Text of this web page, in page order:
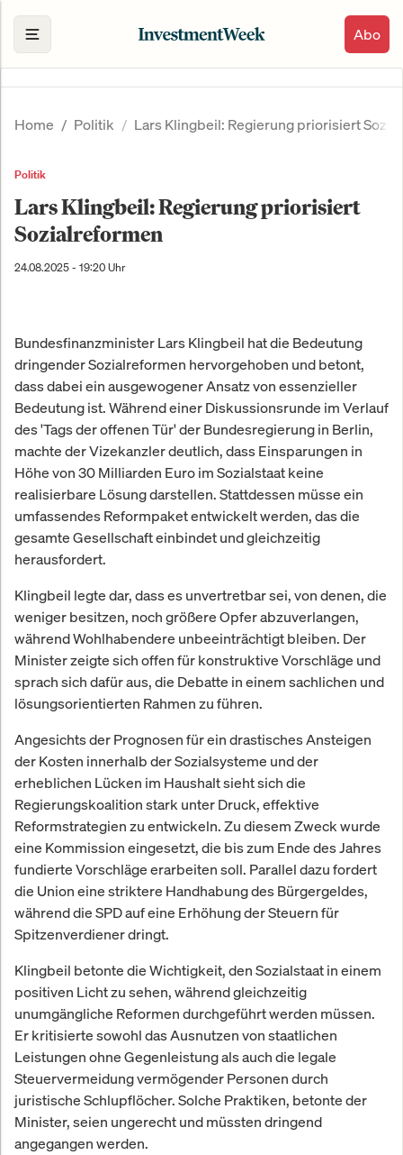
Abo
Home Politik Lars Klingbeil: Regierung priorisiert
Politik
Lars Klingbeil: Regierung priorisiert
Sozialreformen
24.08.2025 - 19:20 Uhr
Bundesfinanzminister Lars Klingbeil hat die Bedeutung
dringender Sozialreformen hervorgehoben und betont,
dass dabei ein ausgewogener Ansatz von essenzieller
Bedeutung ist. Während einer Diskussionsrunde im Verlauf
des 'Tags der offenen Tür' der Bundesregierung in Berlin,
machte der Vizekanzler deutlich, dass Einsparungen in
Höhe von 30 Milliarden Euro im Sozialstaat keine
realisierbare Lösung darstellen. Stattdessen müsse ein
umfassendes Reformpaket entwickelt werden, das die
gesamte Gesellschaft einbindet und gleichzeitig
herausfordert.
Klingbeil legte dar, dass es unvertretbar sei, von denen, die
weniger besitzen, noch größere Opfer abzuverlangen,
während Wohlhabendere unbeeinträchtigt bleiben. Der
Minister zeigte sich offen für konstruktive Vorschläge und
sprach sich dafür aus, die Debatte in einem sachlichen und
lösungsorientierten Rahmen zu führen.
Angesichts der Prognosen für ein drastisches Ansteigen
der Kosten innerhalb der Sozialsysteme und der
erheblichen Lücken im Haushalt sieht sich die
Regierungskoalition stark unter Druck, effektive
Reformstrategien zu entwickeln. Zu diesem Zweck wurde
eine Kommission eingesetzt, die bis zum Ende des Jahres
fundierte Vorschläge erarbeiten soll. Parallel dazu fordert
die Union eine striktere Handhabung des Bürgergeldes,
während die SPD auf eine Erhöhung der Steuern für
Spitzenverdiener dringt.
Klingbeil betonte die Wichtigkeit, den Sozialstaat in einem
positiven Licht zu sehen, während gleichzeitig
unumgängliche Reformen durchgeführt werden müssen.
Er kritisierte sowohl das Ausnutzen von staatlichen
Leistungen ohne Gegenleistung als auch die legale
Steuervermeidung vermögender Personen durch
juristische Schlupflöcher. Solche Praktiken, betonte der
Minister, seien ungerecht und müssten dringend
angegangen werden.